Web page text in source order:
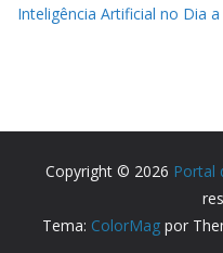
Inteligência Artificial no Dia a
Copyright © 2026 Portal
Tema: ColorMagpor